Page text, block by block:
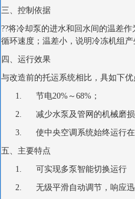
三、控制依据
??将冷却泵的进水和回水间的温差
循环速度；温差小，说明冷冻机组
四、运行效果
与改造前的托运系统相比，具如下优
1. 节电20%～68%；
2. 减少水泵及管网的机械磨损
3. 使中央空调系统始终运行在
五、主要特点
1. 可实现多泵智能切换运行
2. 无级平滑自动调节，响应